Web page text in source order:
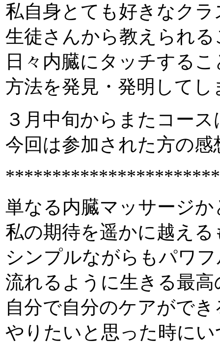
私自身とても好きなクラ
生徒さんから教えられ
日々内臓にタッチする
方法を発見・発明して
３月中旬からまたコー
今回は参加された方の
単なる内臓マッサージ
私の期待を遥かに越える
シンプルながらもパワ
流れるように生きる最
自分で自分のケアがで
やりたいと思った時に